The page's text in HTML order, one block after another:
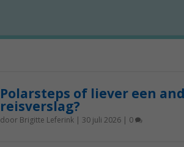
Polarsteps of liever een
reisverslag?
door Brigitte Leferink| 30 juli 2026| 0